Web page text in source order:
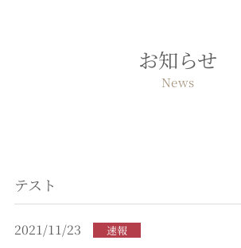
お知らせ
News
テスト
2021/11/23 速報